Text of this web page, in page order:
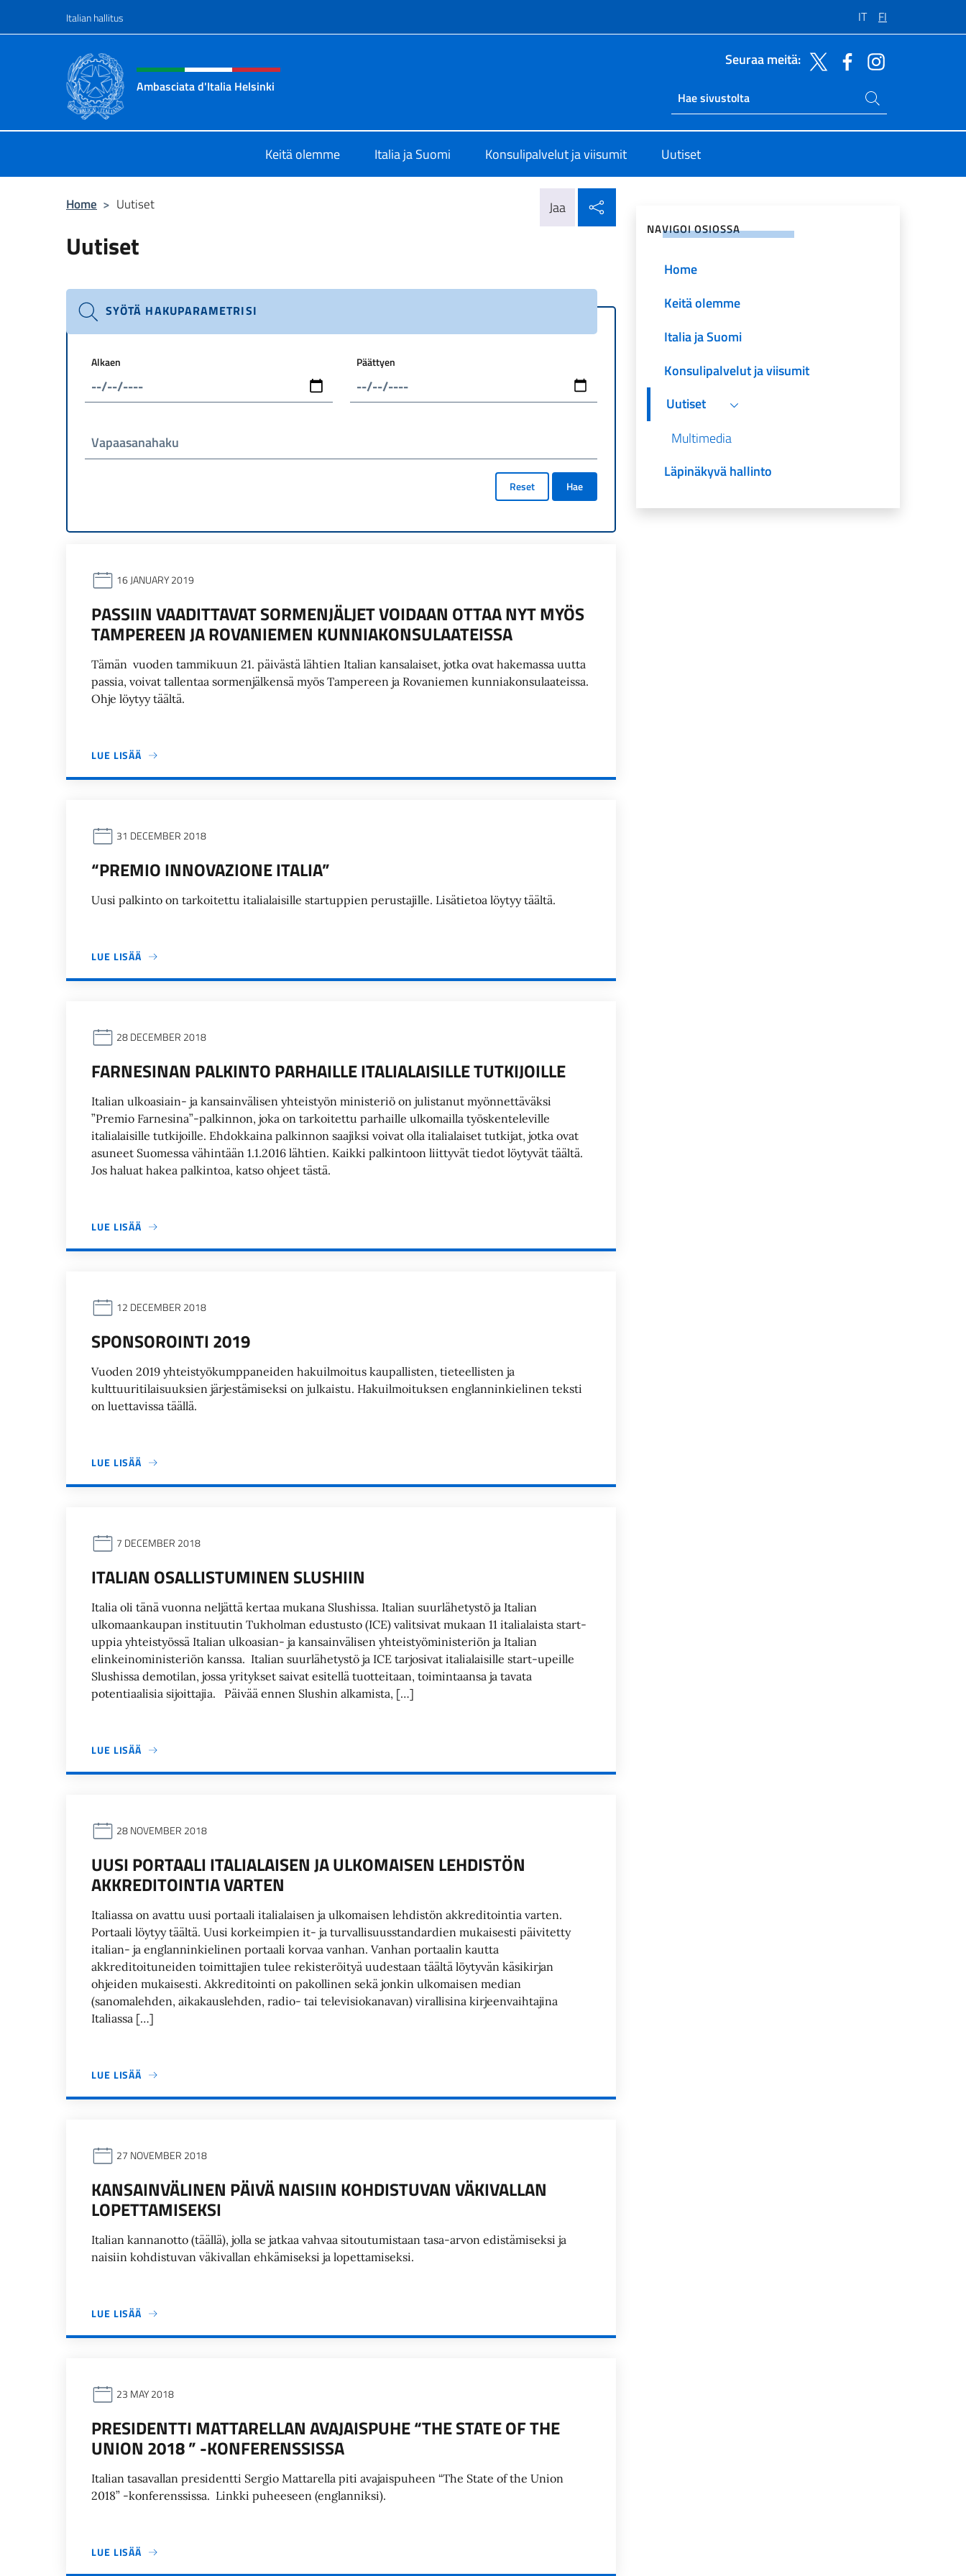
Italian hallitus IT FI
Header, social and menu of site
Ambasciata d'Italia Helsinki
Seuraa meitä:
Ricerca sito live
Hae sivustolta
Keitä olemme Italia ja Suomi Konsulipalvelut ja viisumit Uutiset
Home > Uutiset Jaa
Uutiset
SYÖTÄ HAKUPARAMETRISI
Alkaen Päättyen
Vapaasanahaku
Reset Hae
16 JANUARY 2019
PASSIIN VAADITTAVAT SORMENJÄLJET VOIDAAN OTTAA NYT MYÖS
TAMPEREEN JA ROVANIEMEN KUNNIAKONSULAATEISSA
Tämän vuoden tammikuun 21. päivästä lähtien Italian kansalaiset, jotka ovat hakemassa uutta
passia, voivat tallentaa sormenjälkensä myös Tampereen ja Rovaniemen kunniakonsulaateissa.
Ohje löytyy täältä.
LUE LISÄÄ
31 DECEMBER 2018
“PREMIO INNOVAZIONE ITALIA”
Uusi palkinto on tarkoitettu italialaisille startuppien perustajille. Lisätietoa löytyy täältä.
LUE LISÄÄ
28 DECEMBER 2018
FARNESINAN PALKINTO PARHAILLE ITALIALAISILLE TUTKIJOILLE
Italian ulkoasiain- ja kansainvälisen yhteistyön ministeriö on julistanut myönnettäväksi
”Premio Farnesina”-palkinnon, joka on tarkoitettu parhaille ulkomailla työskenteleville
italialaisille tutkijoille. Ehdokkaina palkinnon saajiksi voivat olla italialaiset tutkijat, jotka ovat
asuneet Suomessa vähintään 1.1.2016 lähtien. Kaikki palkintoon liittyvät tiedot löytyvät täältä.
Jos haluat hakea palkintoa, katso ohjeet tästä.
LUE LISÄÄ
12 DECEMBER 2018
SPONSOROINTI 2019
Vuoden 2019 yhteistyökumppaneiden hakuilmoitus kaupallisten, tieteellisten ja
kulttuuritilaisuuksien järjestämiseksi on julkaistu. Hakuilmoituksen englanninkielinen teksti
on luettavissa täällä.
LUE LISÄÄ
7 DECEMBER 2018
ITALIAN OSALLISTUMINEN SLUSHIIN
Italia oli tänä vuonna neljättä kertaa mukana Slushissa. Italian suurlähetystö ja Italian
ulkomaankaupan instituutin Tukholman edustusto (ICE) valitsivat mukaan 11 italialaista start-
uppia yhteistyössä Italian ulkoasian- ja kansainvälisen yhteistyöministeriön ja Italian
elinkeinoministeriön kanssa. Italian suurlähetystö ja ICE tarjosivat italialaisille start-upeille
Slushissa demotilan, jossa yritykset saivat esitellä tuotteitaan, toimintaansa ja tavata
potentiaalisia sijoittajia. Päivää ennen Slushin alkamista, […]
LUE LISÄÄ
28 NOVEMBER 2018
UUSI PORTAALI ITALIALAISEN JA ULKOMAISEN LEHDISTÖN
AKKREDITOINTIA VARTEN
Italiassa on avattu uusi portaali italialaisen ja ulkomaisen lehdistön akkreditointia varten.
Portaali löytyy täältä. Uusi korkeimpien it- ja turvallisuusstandardien mukaisesti päivitetty
italian- ja englanninkielinen portaali korvaa vanhan. Vanhan portaalin kautta
akkreditoituneiden toimittajien tulee rekisteröityä uudestaan täältä löytyvän käsikirjan
ohjeiden mukaisesti. Akkreditointi on pakollinen sekä jonkin ulkomaisen median
(sanomalehden, aikakauslehden, radio- tai televisiokanavan) virallisina kirjeenvaihtajina
Italiassa […]
LUE LISÄÄ
27 NOVEMBER 2018
KANSAINVÄLINEN PÄIVÄ NAISIIN KOHDISTUVAN VÄKIVALLAN
LOPETTAMISEKSI
Italian kannanotto (täällä), jolla se jatkaa vahvaa sitoutumistaan tasa-arvon edistämiseksi ja
naisiin kohdistuvan väkivallan ehkämiseksi ja lopettamiseksi.
LUE LISÄÄ
23 MAY 2018
PRESIDENTTI MATTARELLAN AVAJAISPUHE “THE STATE OF THE
UNION 2018 ” -KONFERENSSISSA
Italian tasavallan presidentti Sergio Mattarella piti avajaispuheen “The State of the Union
2018” -konferenssissa. Linkki puheeseen (englanniksi).
LUE LISÄÄ
NAVIGOI OSIOSSA
Home
Keitä olemme
Italia ja Suomi
Konsulipalvelut ja viisumit
Uutiset
Multimedia
Läpinäkyvä hallinto